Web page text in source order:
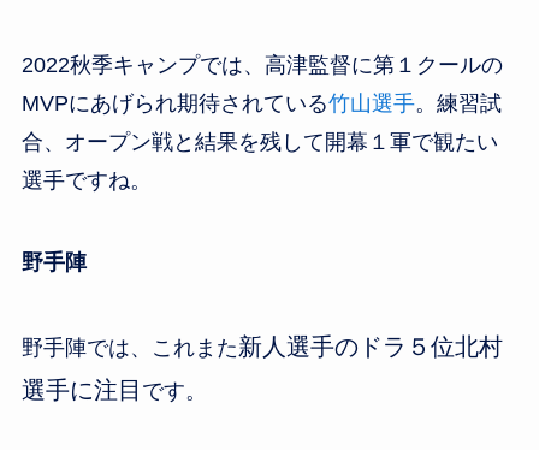
2022秋季キャンプでは、高津監督に第１クールの
MVPにあげられ期待されている竹山選手。練習試
合、オープン戦と結果を残して開幕１軍で観たい
選手ですね。
野手陣
野手陣では、これまた新人選手のドラ５位北村
選手に注目 です。